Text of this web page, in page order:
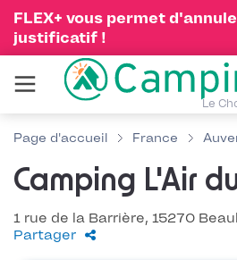
FLEX+ vous permet
justificatif !
Le
Page d'accueil France
Camping L'Air
1 rue de la Barrière, 15270
Partager